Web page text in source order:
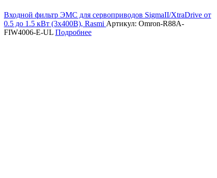
Входной фильтр ЭМС для сервоприводов SigmaII/XtraDrive от
0.5 до 1.5 кВт (3х400В), Rasmi Артикул: Omron-R88A-
FIW4006-E-UL Подробнее